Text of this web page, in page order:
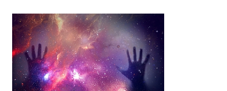
Sportangebot
Menuplan Mensa
Anmeldung und Zulassung